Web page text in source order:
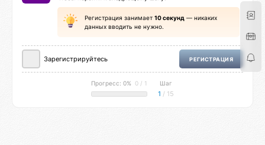
Регистрация занимает 10 секунд — никаких
данных вводить не нужно.
Зарегистрируйтесь РЕГИСТРАЦИЯ
Прогресс: 0% 0 / 1 Шаг
1 / 15